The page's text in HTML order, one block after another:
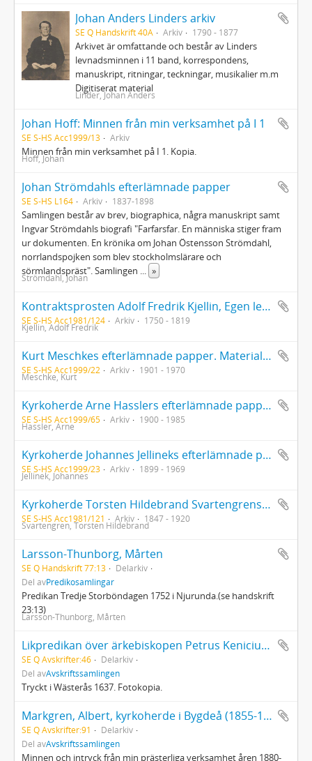
Johan Anders Linders arkiv
SE Q Handskrift 40A Arkiv 1790 - 1877
Arkivet är omfattande och består av Linders
levnadsminnen i 11 band, korrespondens,
manuskript, ritningar, teckningar, musikalier m.m
Digitiserat material
Linder, Johan Anders
Johan Hoff: Minnen från min verksamhet på I 1
SE S-HS Acc1999/13 Arkiv
Minnen från min verksamhet på I 1. Kopia.
Hoff, Johan
Johan Strömdahls efterlämnade papper
SE S-HS L164 Arkiv 1837-1898
Samlingen består av brev, biographica, några manuskript samt
Ingvar Strömdahls biografi "Farfarsfar. En människa stiger fram
ur dokumenten. En krönika om Johan Östensson Strömdahl,
norrlandspojken som blev stockholmslärare och
sörmlandspräst". Samlingen ... »
Strömdahl, Johan
Kontraktsprosten Adolf Fredrik Kjellin, Egen lefvernes Beskrivning författad 1813 i 64de Lefnadsåret (kopia)
SE S-HS Acc1981/124 Arkiv 1750 - 1819
Kjellin, Adolf Fredrik
Kurt Meschkes efterlämnade papper. Material till hans doktorsavhandling "Schwerttanz und Schwerttanzspiel im germanischen Kulturkreis"
SE S-HS Acc1999/22 Arkiv 1901 - 1970
Meschke, Kurt
Kyrkoherde Arne Hasslers efterlämnade papper, tillägg
SE S-HS Acc1999/65 Arkiv 1900 - 1985
Hassler, Arne
Kyrkoherde Johannes Jellineks efterlämnade papper
SE S-HS Acc1999/23 Arkiv 1899 - 1969
Jellinek, Johannes
Kyrkoherde Torsten Hildebrand Svartengrens efterlämnade papper
SE S-HS Acc1981/121 Arkiv 1847 - 1920
Svartengren, Torsten Hildebrand
Larsson-Thunborg, Mårten
SE Q Handskrift 77:13
Delarkiv
Del avPredikosamlingar
Predikan Tredje Storböndagen 1752 i Njurunda.(se handskrift
23:13)
Larsson-Thunborg, Mårten
Likpredikan över ärkebiskopen Petrus Kenicius, den 28 februari 1636
SE Q Avskrifter:46
Delarkiv
Del avAvskriftssamlingen
Tryckt i Wästerås 1637. Fotokopia.
Markgren, Albert, kyrkoherde i Bygdeå (1855-1940): Minnen
SE Q Avskrifter:91
Delarkiv
Del avAvskriftssamlingen
Minnen och intryck från min prästerliga verksamhet åren 1880-